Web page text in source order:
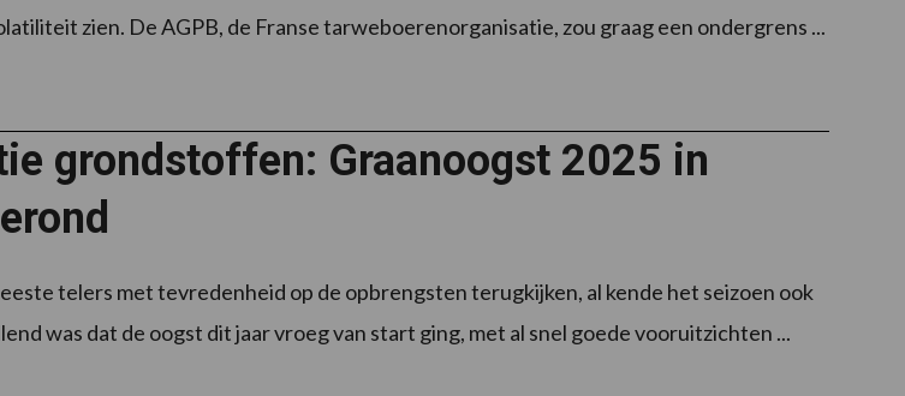
zien. De AGPB, de Franse tarweboerenorganisatie, zou graag een ondergrens ...
grondstoffen: Graanoogst 2025 in
telers met tevredenheid op de opbrengsten terugkijken, al kende het seizoen ook
was dat de oogst dit jaar vroeg van start ging, met al snel goede vooruitzichten ...